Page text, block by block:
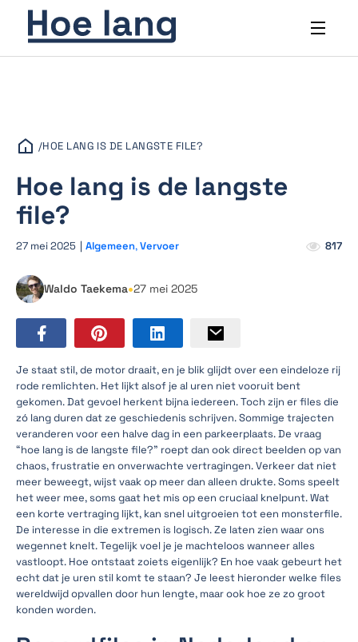
/HOE LANG IS DE LANGSTE FILE?
Hoe lang is de langste
file?
27 mei 2025 | Algemeen,Vervoer 817
Waldo Taekema•27 mei 2025
Je staat stil, de motor draait, en je blik glijdt over een eindeloze rij
rode remlichten. Het lijkt alsof je al uren niet vooruit bent
gekomen. Dat gevoel herkent bijna iedereen. Toch zijn er files die
zó lang duren dat ze geschiedenis schrijven. Sommige trajecten
veranderen voor een halve dag in een parkeerplaats. De vraag
“hoe lang is de langste file?” roept dan ook direct beelden op van
chaos, frustratie en onverwachte vertragingen. Verkeer dat niet
meer beweegt, wijst vaak op meer dan alleen drukte. Soms speelt
het weer mee, soms gaat het mis op een cruciaal knelpunt. Wat
een korte vertraging lijkt, kan snel uitgroeien tot een monsterfile.
De interesse in die extremen is logisch. Ze laten zien waar ons
wegennet knelt. Tegelijk voel je je machteloos wanneer alles
vastloopt. Hoe ontstaat zoiets eigenlijk? En hoe vaak gebeurt het
echt dat je uren stil komt te staan? Je leest hieronder welke files
wereldwijd opvallen door hun lengte, maar ook hoe ze zo groot
konden worden.